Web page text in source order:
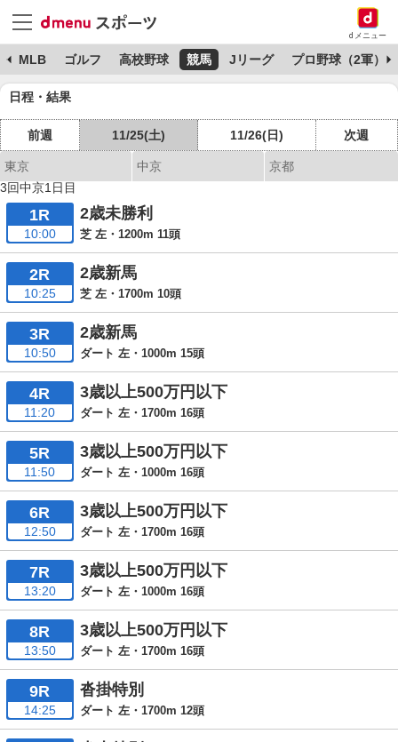
dメニュー
MLB ゴルフ 高校野球 競馬 Jリーグ プロ野球（2軍）
日程・結果
前週 11/25(土) 11/26(日) 次週
東京 中京
京都
3回中京1日目
1R
10:00
2歳未勝利
芝 左・1200m 11頭
2R
10:25
2歳新馬
芝 左・1700m 10頭
3R
10:50
2歳新馬
ダート 左・1000m 15頭
4R
11:20
3歳以上500万円以下
ダート 左・1700m 16頭
5R
11:50
3歳以上500万円以下
ダート 左・1000m 16頭
6R
12:50
3歳以上500万円以下
ダート 左・1700m 16頭
7R
13:20
3歳以上500万円以下
ダート 左・1000m 16頭
8R
13:50
3歳以上500万円以下
ダート 左・1700m 16頭
9R
14:25
沓掛特別
ダート 左・1700m 12頭